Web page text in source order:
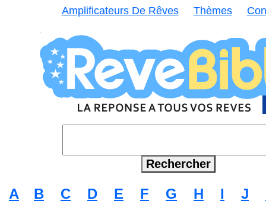
Amplificateurs De Rêves Thèmes
A B C D E F G H I J